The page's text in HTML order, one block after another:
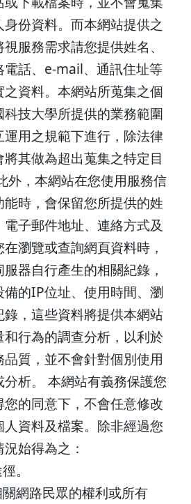
份資料。而本網站提供之
服務需求請您提供姓名、
電話、e-mail、通訊住址等
資料。本網站所蒐集之個
科技大學所提供的業務範圍
用之規範下進行，除法律
其做為超出蒐集之特定目
外，本網站在您使用服務信
時，會保留您所提供的姓
子郵件地址、連絡方式及
瀏覽或查詢網頁資料時，
器自行產生的相關紀錄，
的IP位址、使用時間、瀏
，這些資料將提供本網站
行為的調查分析，以利於
質，並不會針對個別使用
析。 本網站有義務保護您
的同意下，不會任意修改
資料及檔案。除非經過您
始得為之：
。
網路民眾的權利或所有